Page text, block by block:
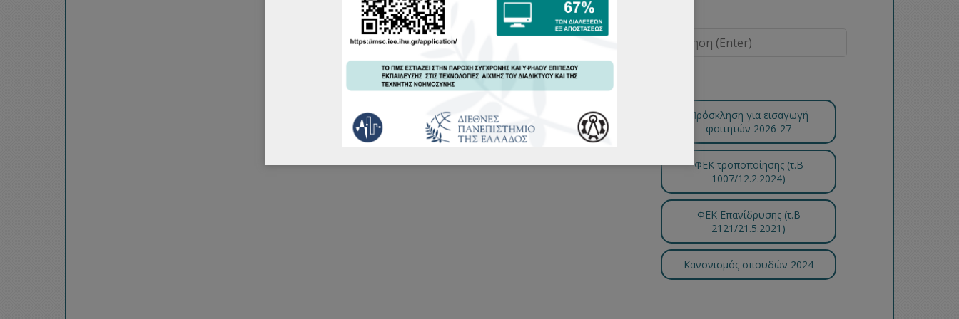
Πρόσκληση για εισαγωγή
φοιτητών 2026-27
ΦΕΚ τροποποίησης (τ.B
1007/12.2.2024)
ΦΕΚ Επανίδρυσης (τ.Β
2121/21.5.2021)
Κανονισμός σπουδών 2024